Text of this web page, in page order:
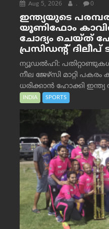
Aug 5, 2026 . 0
ഇന്ത്യയുടെ
യൂണിഫോം
ചോദ്യം ചെയ്ത്
പ്രസിഡന്റ് ദിലീപ്
ന്യൂഡൽഹി:
നീല ജേഴ്‌സി മാറ്റി
ധരിക്കാൻ ഹോക്കി ഇന്ത്യ
INDIA SPORTS